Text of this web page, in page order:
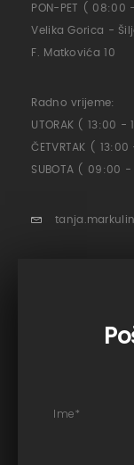
PON-PET ( 08:00
Velika Gorica -
F. Matkovića 10
Radno vrijeme:
UTORAK ( 13:00 -
ČETVRTAK (
SUBOTA ( 09:00 -
Ime*